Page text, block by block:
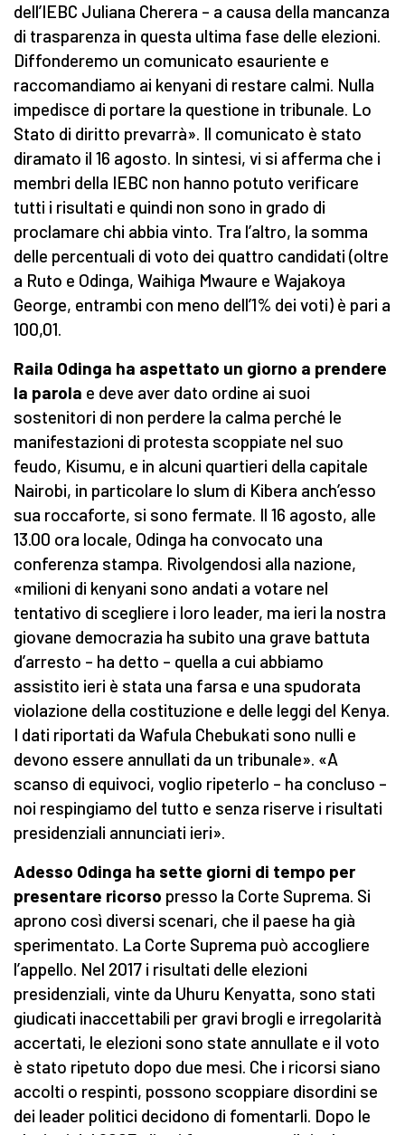
dell’IEBC Juliana Cherera – a causa della mancanza
di trasparenza in questa ultima fase delle elezioni.
Diffonderemo un comunicato esauriente e
raccomandiamo ai kenyani di restare calmi. Nulla
impedisce di portare la questione in tribunale. Lo
Stato di diritto prevarrà». Il comunicato è stato
diramato il 16 agosto. In sintesi, vi si afferma che i
membri della IEBC non hanno potuto verificare
tutti i risultati e quindi non sono in grado di
proclamare chi abbia vinto. Tra l’altro, la somma
delle percentuali di voto dei quattro candidati (oltre
a Ruto e Odinga, Waihiga Mwaure e Wajakoya
George, entrambi con meno dell’1% dei voti) è pari a
100,01.
Raila Odinga ha aspettato un giorno a prendere
la parola e deve aver dato ordine ai suoi
sostenitori di non perdere la calma perché le
manifestazioni di protesta scoppiate nel suo
feudo, Kisumu, e in alcuni quartieri della capitale
Nairobi, in particolare lo slum di Kibera anch’esso
sua roccaforte, si sono fermate. Il 16 agosto, alle
13.00 ora locale, Odinga ha convocato una
conferenza stampa. Rivolgendosi alla nazione,
«milioni di kenyani sono andati a votare nel
tentativo di scegliere i loro leader, ma ieri la nostra
giovane democrazia ha subito una grave battuta
d’arresto – ha detto – quella a cui abbiamo
assistito ieri è stata una farsa e una spudorata
violazione della costituzione e delle leggi del Kenya.
I dati riportati da Wafula Chebukati sono nulli e
devono essere annullati da un tribunale». «A
scanso di equivoci, voglio ripeterlo – ha concluso –
noi respingiamo del tutto e senza riserve i risultati
presidenziali annunciati ieri».
Adesso Odinga ha sette giorni di tempo per
presentare ricorso presso la Corte Suprema. Si
aprono così diversi scenari, che il paese ha già
sperimentato. La Corte Suprema può accogliere
l’appello. Nel 2017 i risultati delle elezioni
presidenziali, vinte da Uhuru Kenyatta, sono stati
giudicati inaccettabili per gravi brogli e irregolarità
accertati, le elezioni sono state annullate e il voto
è stato ripetuto dopo due mesi. Che i ricorsi siano
accolti o respinti, possono scoppiare disordini se
dei leader politici decidono di fomentarli. Dopo le